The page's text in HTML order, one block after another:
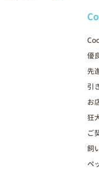
優
先
引
お
狂
ご
飼
ペ